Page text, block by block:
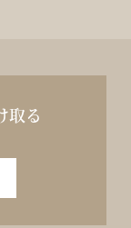
取る